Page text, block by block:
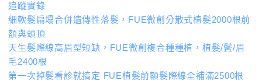
追蹤實錄
細軟髮扁塌合併遺傳性落髮，FUE微創分散式植髮2000根前
額與頭頂
天生髮際線高眉型短缺，FUE微創複合種種植，植髮/鬢/眉
毛2400根
第一次掉髮看診就搞定 FUE植髮前額髮際線全補滿2500根